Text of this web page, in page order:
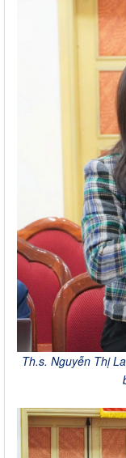
Th.s. Nguyễn Thị